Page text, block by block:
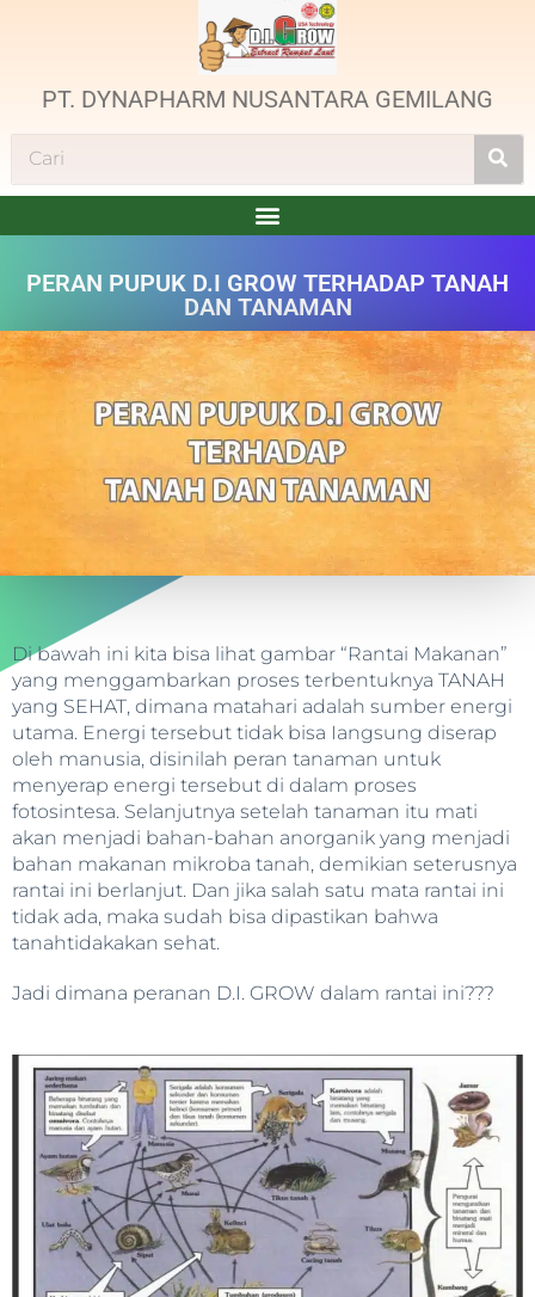
PT. DYNAPHARM NUSANTARA GEMILANG
PERAN PUPUK D.I GROW TERHADAP TANAH
DAN TANAMAN
Di bawah ini kita bisa lihat gambar “Rantai Makanan”
yang menggambarkan proses terbentuknya TANAH
yang SEHAT, dimana matahari adalah sumber energi
utama. Energi tersebut tidak bisa Iangsung diserap
oleh manusia, disinilah peran tanaman untuk
menyerap energi tersebut di dalam proses
fotosintesa. Selanjutnya setelah tanaman itu mati
akan menjadi bahan-bahan anorganik yang menjadi
bahan makanan mikroba tanah, demikian seterusnya
rantai ini berlanjut. Dan jika salah satu mata rantai ini
tidak ada, maka sudah bisa dipastikan bahwa
tanahtidakakan sehat.
Jadi dimana peranan D.I. GROW dalam rantai ini???